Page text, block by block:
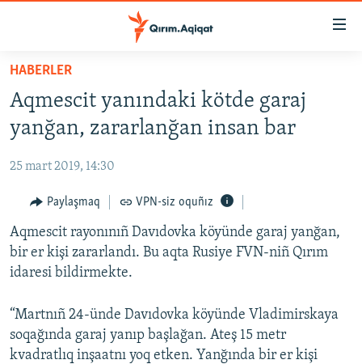
Esas
qaytmaq
Baş
navigatsiyağa
qaytmaq
qaytmaq
SİYASET
İQTİSADİYAT
CEMİYET
MEDENİYET
İNSAN AQLARI
VİDEO
BLOGLAR
FİKİR
HABERLER
Aqmescit yanındaki kötde garaj
yanğan, zararlanğan insan bar
25 mart 2019, 14:30
Paylaşmaq VPN-siz oquñız
Aqmescit rayonınıñ Davıdovka köyünde garaj yanğan,
bir er kişi zararlandı. Bu aqta Rusiye FVN-niñ Qırım
idaresi bildirmekte.
“Martnıñ 24-ünde Davıdovka köyünde Vladimirskaya
soqağında garaj yanıp başlağan. Ateş 15 metr
kvadratlıq inşaatnı yoq etken. Yanğında bir er kişi